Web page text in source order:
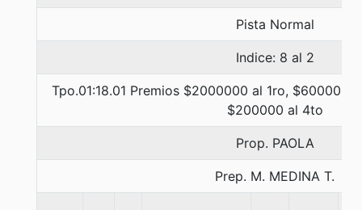
Pista Normal
Indice: 8 al 2
Tpo.01:18.01 Premios $2000000 al 1ro, $600000
$200000 al 4to
Prop. PAOLA
Prep. M. MEDINA T.